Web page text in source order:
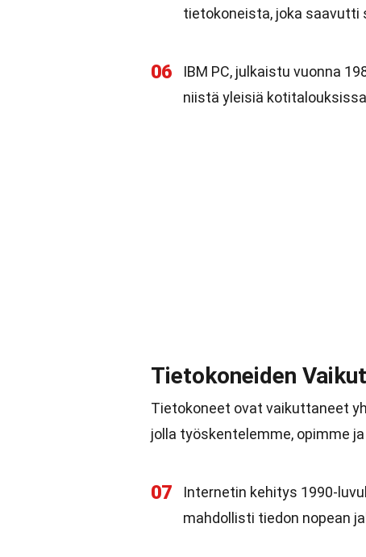
tietokoneista, joka saavutti
06
IBM PC, julkaistu vuonna
niistä yleisiä
Tietokoneiden
Tietokoneet ovat vaikuttaneet
jolla työskentelemme, opimme
07
Internetin kehitys 1990-
mahdollisti tiedon nopean